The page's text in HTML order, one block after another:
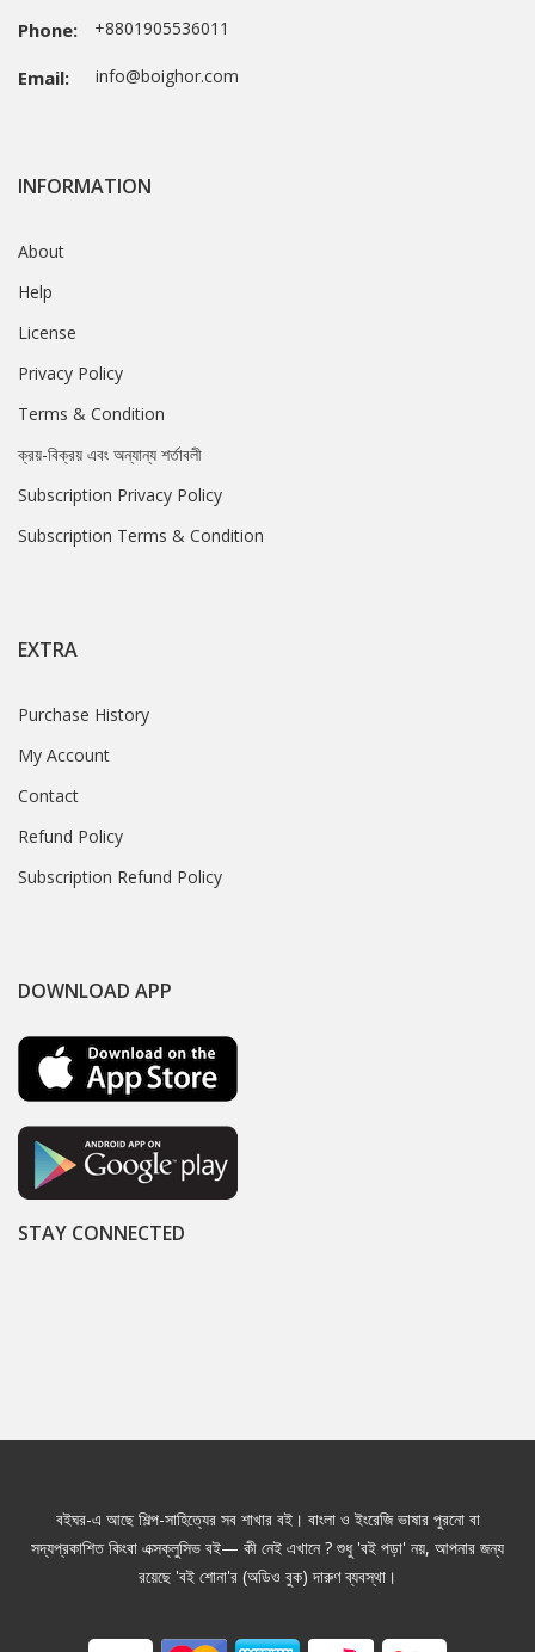
Phone: +8801905536011
Email: info@boighor.com
INFORMATION
About
Help
License
Privacy Policy
Terms & Condition
ক্রয়-বিক্রয় এবং অন্যান্য শর্তাবলী
Subscription Privacy Policy
Subscription Terms & Condition
EXTRA
Purchase History
My Account
Contact
Refund Policy
Subscription Refund Policy
DOWNLOAD APP
STAY CONNECTED
বইঘর-এ আছে শিল্প-সাহিত্যের সব শাখার বই। বাংলা ও ইংরেজি ভাষার পুরনো বা
সদ্যপ্রকাশিত কিংবা এক্সক্লুসিভ বই— কী নেই এখানে ? শুধু 'বই পড়া' নয়, আপনার জন্য
রয়েছে 'বই শোনা'র (অডিও বুক) দারুণ ব্যবস্থা।